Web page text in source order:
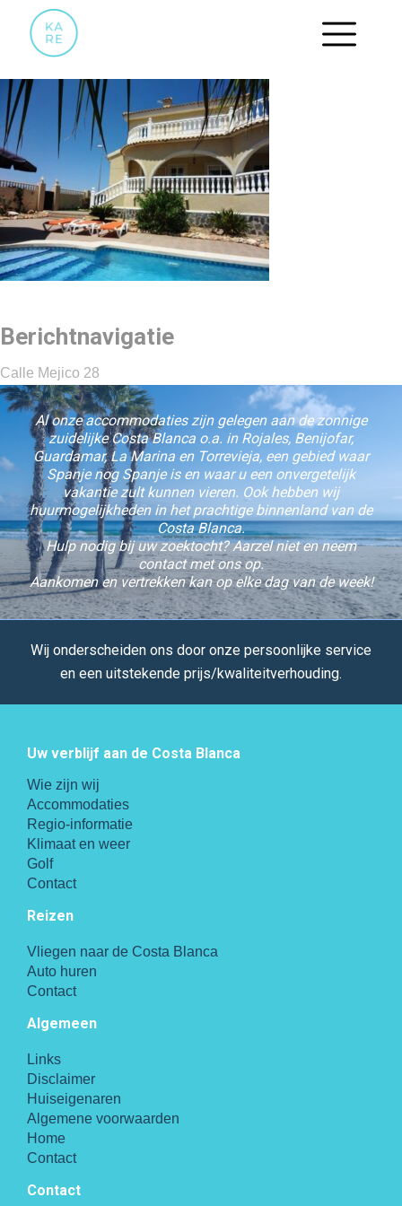
09 GENIETEN BIJ HET ZWEMBAD
Berichtnavigatie
Calle Mejico 28
Al onze accommodaties zijn gelegen aan de zonnige
zuidelijke Costa Blanca o.a. in Rojales, Benijofar,
Guardamar, La Marina en Torrevieja, een gebied waar
Spanje nog Spanje is en waar u een onvergetelijk
vakantie zult kunnen vieren. Ook hebben wij
huurmogelijkheden in het prachtige binnenland van de
Costa Blanca.
Hulp nodig bij uw zoektocht? Aarzel niet en neem
contact met ons op.
Aankomen en vertrekken kan op elke dag van de week!
Wij onderscheiden ons door onze persoonlijke service
en een uitstekende prijs/kwaliteitverhouding.
Uw verblijf aan de Costa Blanca
Wie zijn wij
Accommodaties
Regio-informatie
Klimaat en weer
Golf
Contact
Reizen
Vliegen naar de Costa Blanca
Auto huren
Contact
Algemeen
Links
Disclaimer
Huiseigenaren
Algemene voorwaarden
Home
Contact
Contact